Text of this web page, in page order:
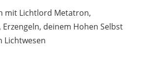
mit Lichtlord Metatron,
Erzengeln, deinem Hohen Selbst
Lichtwesen